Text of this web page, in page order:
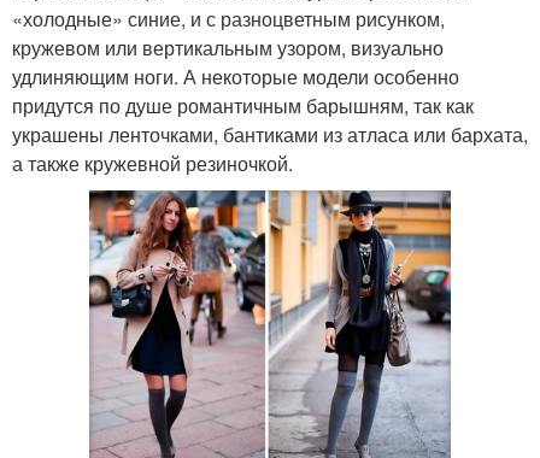
«холодные» синие, и с разноцветным рисунком,
кружевом или вертикальным узором, визуально
удлиняющим ноги. А некоторые модели особенно
придутся по душе романтичным барышням, так как
украшены ленточками, бантиками из атласа или бархата,
а также кружевной резиночкой.